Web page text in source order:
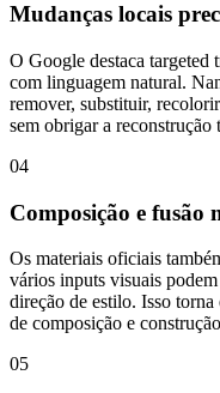
Mudanças locais
O Google destaca targeted
com linguagem natural.
remover, substituir,
sem obrigar a reconstrução
04
Composição e fusão
Os materiais oficiais
vários inputs visuais
direção de estilo. Isso
de composição e
05